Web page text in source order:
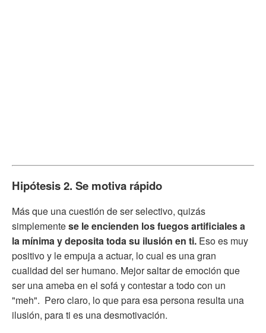
Hipótesis 2. Se motiva rápido
Más que una cuestión de ser selectivo, quizás
simplementese le encienden los fuegos artificiales a
la mínima y deposita toda su ilusión en ti. Eso es muy
positivo y le empuja a actuar, lo cual es una gran
cualidad del ser humano. Mejor saltar de emoción que
ser una ameba en el sofá y contestar a todo con un
"meh". Pero claro, lo que para esa persona resulta una
ilusión, para ti es una desmotivación.